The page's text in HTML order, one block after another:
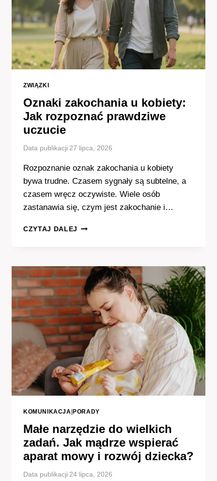
ZWIĄZKI
Oznaki zakochania u kobiety:
Jak rozpoznać prawdziwe
uczucie
Data publikacji 27 lipca, 2026
Rozpoznanie oznak zakochania u kobiety
bywa trudne. Czasem sygnały są subtelne, a
czasem wręcz oczywiste. Wiele osób
zastanawia się, czym jest zakochanie i…
CZYTAJ DALEJ OZNAKI
JAK
ROZPOZNAĆ
PRAWDZIWE
UCZUCIE
KOMUNIKACJA|PORADY
Małe narzędzie do wielkich
zadań. Jak mądrze wspierać
aparat mowy i rozwój dziecka?
Data publikacji 24 lipca, 2026